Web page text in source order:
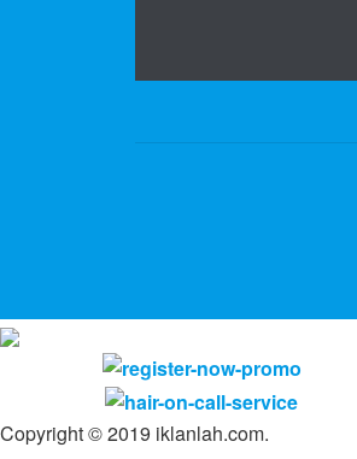
Copyright © 2019 iklanlah.com.